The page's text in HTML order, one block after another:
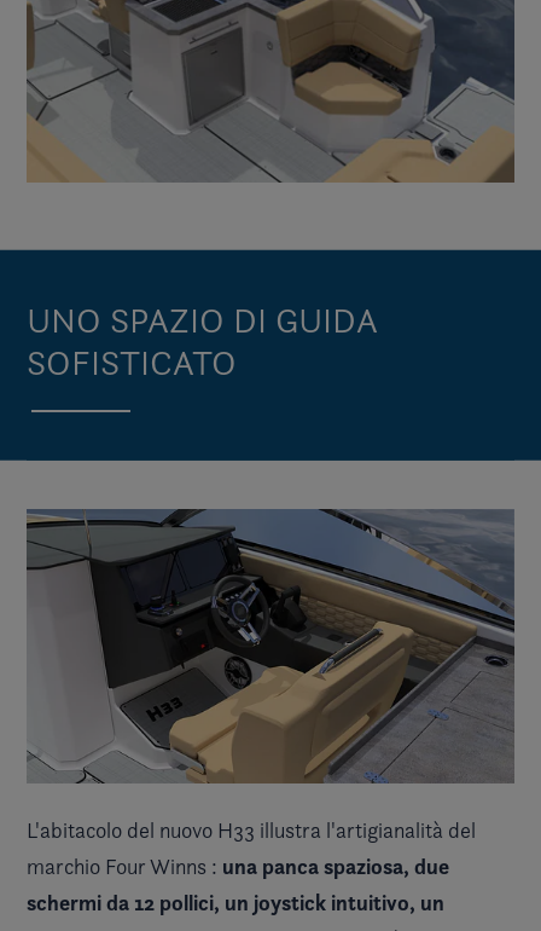
UNO SPAZIO DI GUIDA
SOFISTICATO
L'abitacolo del nuovo H33 illustra l'artigianalità del
marchio Four Winns : una panca spaziosa, due
schermi da 12 pollici, un joystick intuitivo, un